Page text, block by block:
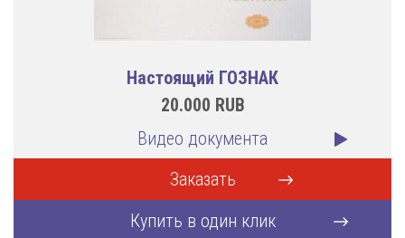
Настоящий ГОЗНАК
20.000 RUB
Видео документа
Заказать
Купить в один клик